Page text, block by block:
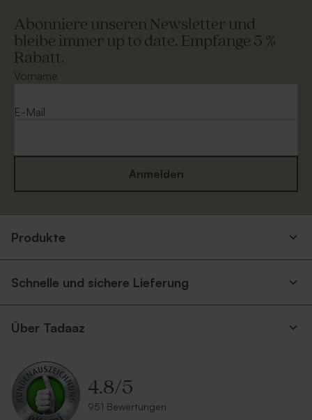
Quadratischer Umschlag
aus Kraftpapier
Quadratische Umschlag
'Magenta'
Quadratischer Umschlag
'Hellblau'
'Rot'
Abonniere unseren Newsletter und
bleibe immer up to date. Empfange 5 %
Rabatt.
Vorname
E-Mail
Anmelden
Produkte
Schnelle und sichere Lieferung
Über Tadaaz
4.8/5
951 Bewertungen